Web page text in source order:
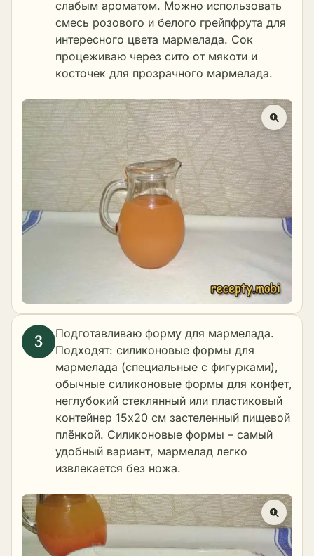
слабым ароматом. Можно использовать
смесь розового и белого грейпфрута для
интересного цвета мармелада. Сок
процеживаю через сито от мякоти и
косточек для прозрачного мармелада.
Подготавливаю форму для мармелада.
Подходят: силиконовые формы для
мармелада (специальные с фигурками),
обычные силиконовые формы для конфет,
неглубокий стеклянный или пластиковый
контейнер 15х20 см застеленный пищевой
плёнкой. Силиконовые формы – самый
удобный вариант, мармелад легко
извлекается без ножа.